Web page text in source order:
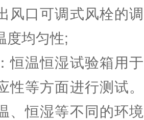
风口可调式风栓的
度均匀性;
恒温恒湿试验箱用
性等方面进行测试
、恒湿等不同的环